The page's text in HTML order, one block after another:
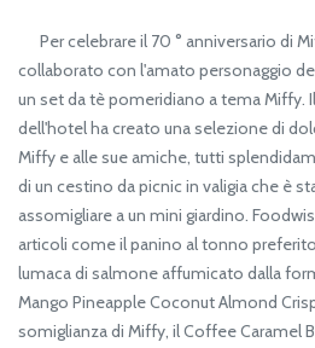
Per celebrare il 70 ° anniversario di
collaborato con l'amato personaggio
un set da tè pomeridiano a tema Miffy.
dell'hotel ha creato una selezione di
Miffy e alle sue amiche, tutti
di un cestino da picnic in valigia che è
assomigliare a un mini giardino.
articoli come il panino al tonno
lumaca di salmone affumicato dalla
Mango Pineapple Coconut Almond
somiglianza di Miffy, il Coffee Caramel